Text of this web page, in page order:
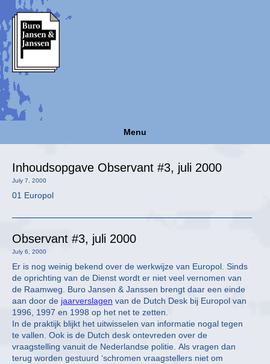
Menu
Inhoudsopgave Observant #3, juli 2000
July 7, 2000
01 Europol
Observant #3, juli 2000
July 6, 2000
Er is nog weinig bekend over de werkwijze van Europol. Sinds
de oprichting van de Dienst wordt er niet veel vernomen van
de Raamweg. Buro Jansen & Janssen brengt daar een einde
aan door de jaarverslagen van de Dutch Desk bij Europol van
1996, 1997 en 1998 op het net te zetten.
In de praktijk blijkt het uitwisselen van informatie nogal tegen
te vallen. Ook is de Dutch desk ontevreden over de
vraagstelling vanuit de Nederlandse politie. Als vragen dan
terug worden gestuurd ‘schromen vraagstellers niet om